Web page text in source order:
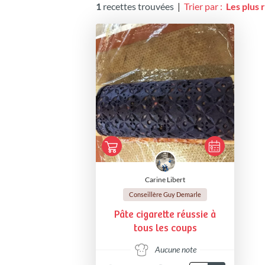
1 recettes trouvées | Trier par : Les plus
Carine Libert
Conseillère Guy Demarle
Pâte cigarette réussie à
tous les coups
Aucune note